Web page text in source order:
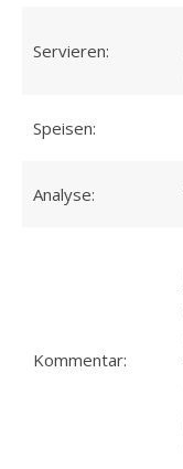
Servieren:
Speisen:
Analyse:
Kommentar: